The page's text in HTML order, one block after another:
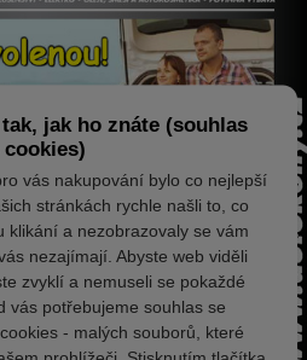
jak ho znáte (souhlas
cookies)
vás nakupování bylo co nejlepší
stránkách rychle našli to, co
klikání a nezobrazovaly se vám
nezajímají. Abyste web viděli
zvyklí a nemuseli se pokaždé
vás potřebujeme souhlas se
- malých souborů, které